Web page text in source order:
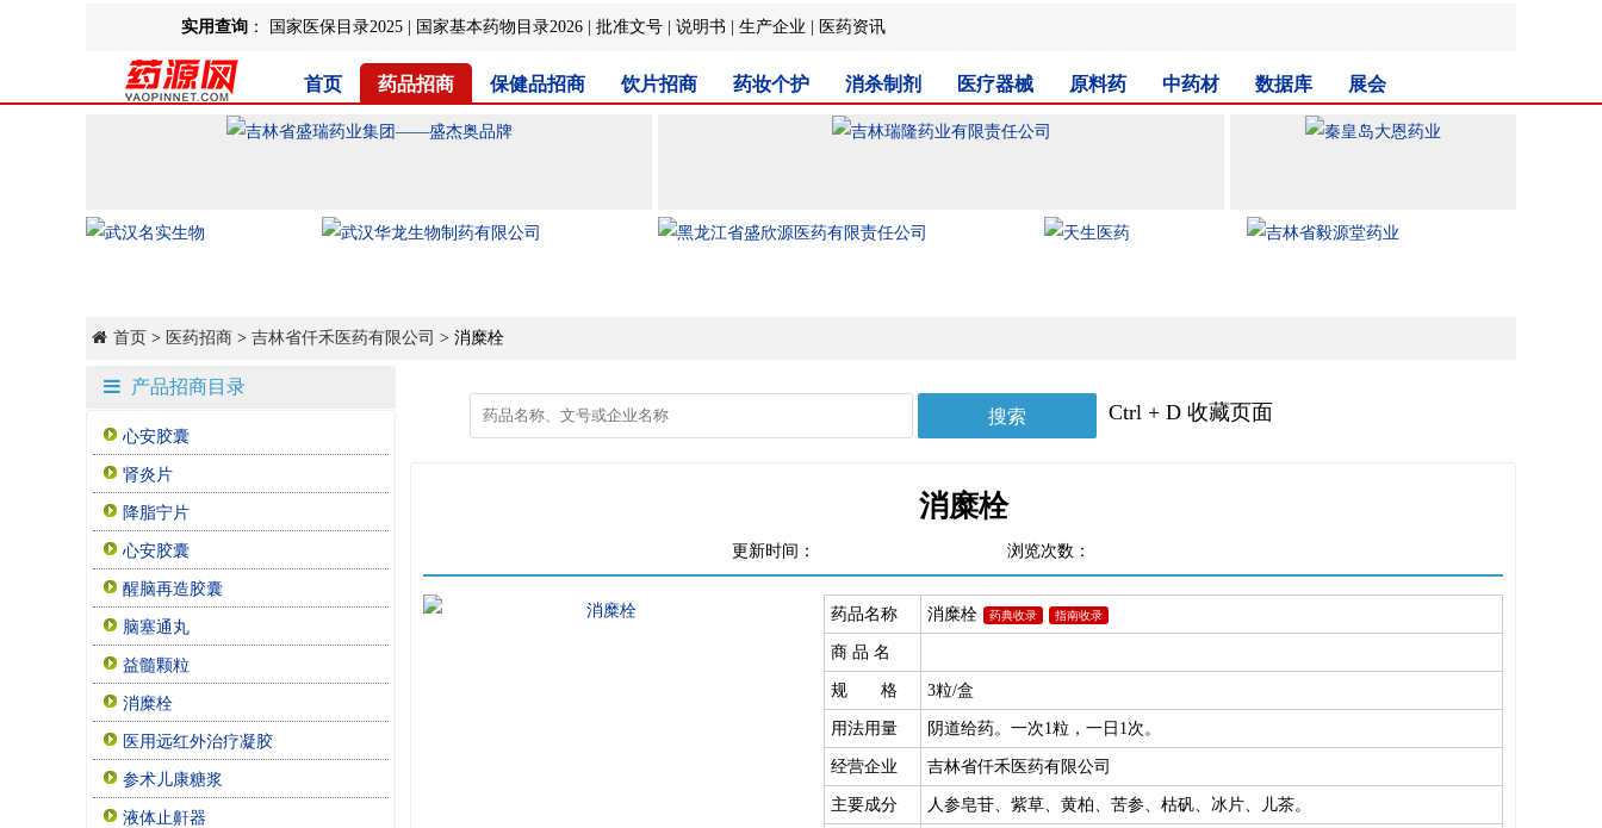
实用查询 ： 国家医保目录2025 国家基本药物目录2026 批准文号 说明书 生产企业 医药资讯
首页 药品招商 保健品招商 饮片招商 药妆个护 消杀制剂 医疗器械 原料药 中药材 数据库 展会
首页 > 医药招商 > 吉林省仟禾医药有限公司 > 消糜栓
产品招商目录
心安胶囊
肾炎片
降脂宁片
心安胶囊
醒脑再造胶囊
脑塞通丸
益髓颗粒
消糜栓
医用远红外治疗凝胶
参术儿康糖浆
液体止鼾器
Ctrl + D 收藏页面
消糜栓
更新时间： 浏览次数：
药品名称 消糜栓 药典收录 指南收录
商 品 名
规 格 3粒/盒
用法用量 阴道给药。一次1粒，一日1次。
经营企业 吉林省仟禾医药有限公司
主要成分 人参皂苷、紫草、黄柏、苦参、枯矾、冰片、儿茶。